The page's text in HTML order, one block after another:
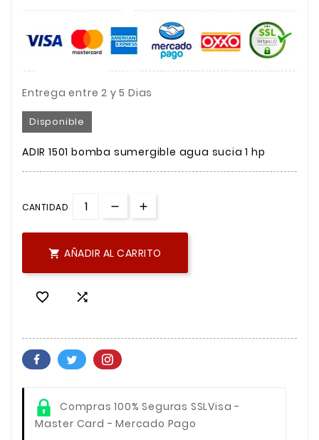
Entrega entre 2 y 5 Dias
Disponible
ADIR 1501 bomba sumergible agua sucia 1 hp
CANTIDAD
 AÑADIR AL CARRITO
 
Compras 100% Seguras SSLVisa -
Master Card - Mercado Pago